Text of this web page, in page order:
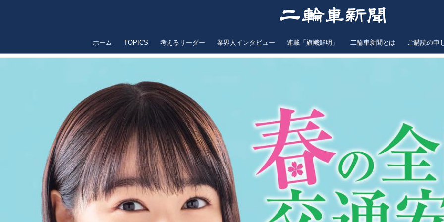
ホーム TOPICS 考えるリーダー 業界人インタビュー 連載「旗幟鮮明」 二輪車新聞とは ご購読の申